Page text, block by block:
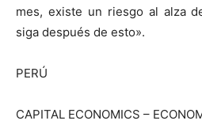
mes, existe un riesgo al alza
siga después de esto».
PERÚ
CAPITAL ECONOMICS –